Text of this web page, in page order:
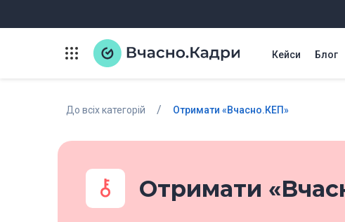
Кейси Блог
До всіх категорій / Отримати «Вчасно.КЕП»
Отримати